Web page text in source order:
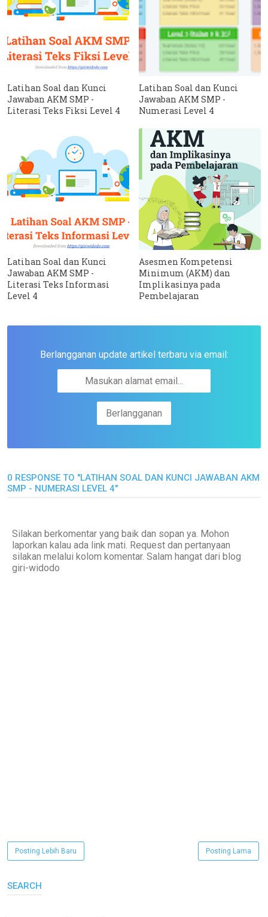
Latihan Soal dan Kunci
Jawaban AKM SMP -
Literasi Teks Fiksi Level 4
Latihan Soal dan Kunci
Jawaban AKM SMP -
Numerasi Level 4
Latihan Soal dan Kunci
Jawaban AKM SMP -
Literasi Teks Informasi
Level 4
Asesmen Kompetensi
Minimum (AKM) dan
Implikasinya pada
Pembelajaran
Berlangganan update artikel terbaru via email:
0 RESPONSE TO "LATIHAN SOAL DAN KUNCI JAWABAN AKM
SMP - NUMERASI LEVEL 4"
Silakan berkomentar yang baik dan sopan ya. Mohon
laporkan kalau ada link mati. Request dan pertanyaan
silakan melalui kolom komentar. Salam hangat dari blog
giri-widodo
Posting Lebih Baru Posting Lama
SEARCH